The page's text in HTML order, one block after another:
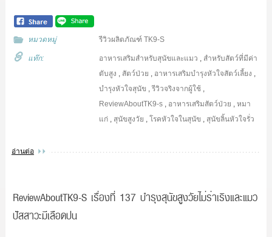
หมวดหมู่ รีวิวผลิตภัณฑ์ TK9-S
แท๊ก: อาหารเสริมสำหรับสุนัขและแมว , สำหรับสัตว์ที่มีค่า
ตับสูง , สัตว์ป่วย , อาหารเสริมบำรุงหัวใจสัตว์เลี้ยง ,
บำรุงหัวใจสุนัข ,รีวิวจริงจากผู้ใช้ ,
ReviewAboutTK9-s , อาหารเสริมสัตว์ป่วย ,หมา
แก่ , สุนัขสูงวัย ,โรคหัวใจในสุนัข , สุนัขลิ้นหัวใจรั่ว
อ่านต่อ
ReviewAboutTK9-S เรื่องที่ 137 บำรุงสุนัขสูงวัยไม่ร่าเริงและแมว
ปัสสาวะมีเลือดปน